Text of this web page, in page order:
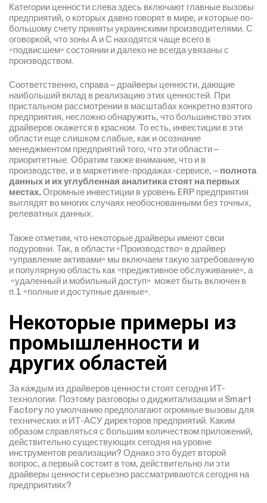
Категории ценности слева здесь включают главные вызовы
предприятий, о которых давно говорят в мире, и которые по-
большому счету приняты украинскими производителями. С
оговоркой, что зоны А и С находятся чаще всего в
«подвисшем» состоянии и далеко не всегда увязаны с
производством.
Соответственно, справа – драйверы ценности, дающие
наибольший вклад в реализацию этих ценностей. При
пристальном рассмотрении в масштабах конкретно взятого
предприятия, несложно обнаружить, что большинство этих
драйверов окажется в красном. То есть, инвестиции в эти
области еще слишком слабые, как и осознание
менеджментом предприятий того, что эти области –
приоритетные. Обратим также внимание, что и в
производстве, и в маркетинге-продажах-сервисе, – полнота
данных и их углубленная аналитика стоят на первых
местах.Огромные инвестиции в уровень ERP предприятия
выглядят во многих случаях необоснованными без точных,
релеватных данных.
Также отметим, что некоторые драйверы имеют свои
подуровни. Так, в области «Производство» в драйвер
«управление активами» мы включаем такую затребованную
и популярную область как «предиктивное обслуживание», а
«удаленный и мобильный доступ» может быть включен в
п.1 «полные и доступные данные».
Некоторые примеры из
промышленности и
других областей
За каждым из драйверов ценности стоят сегодня ИТ-
технологии. Поэтому разговоры о диджитализации и Smart
Factory по умолчанию предполагают огромные вызовы для
технических и ИТ-АСУ директоров предприятий. Каким
образом справляться с большим количеством приложений,
действительно существующих сегодня на уровне
инструментов реализации? Однако это будет второй
вопрос, а первый состоит в том, действительно ли эти
драйверы ценности серьезно рассматриваются сегодня на
предприятиях?